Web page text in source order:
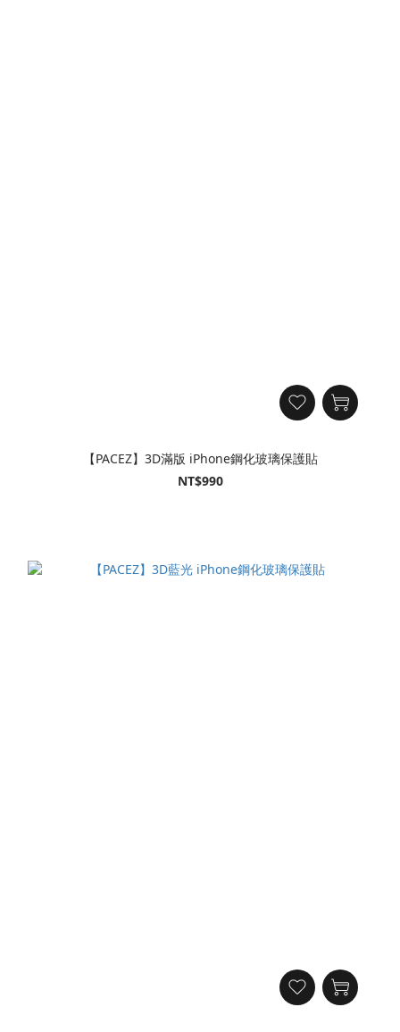
【PACEZ】3D滿版 iPhone鋼化玻璃保護貼
NT$990